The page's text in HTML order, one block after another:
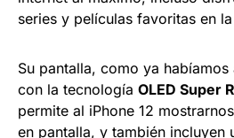
series y películas favoritas en
Su pantalla, como ya
con la tecnología OLED Super
permite al iPhone 12
en pantalla, y también incluyen